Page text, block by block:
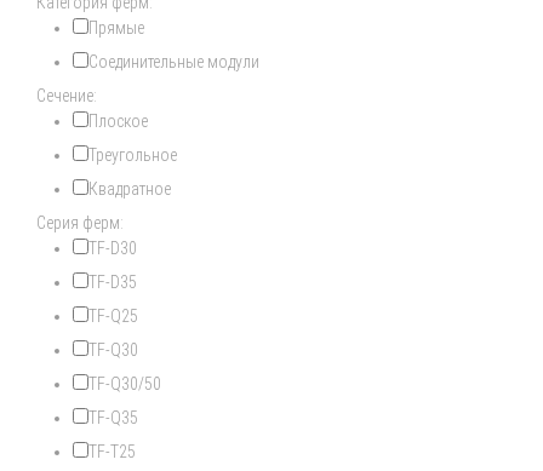
Прямые
Соединительные модули
Сечение:
Плоское
Треугольное
Квадратное
Серия ферм:
TF-D30
TF-D35
TF-Q25
TF-Q30
TF-Q30/50
TF-Q35
TF-T25